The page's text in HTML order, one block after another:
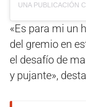
«Es para mi un
del gremio en
el desafío de
y pujante»,